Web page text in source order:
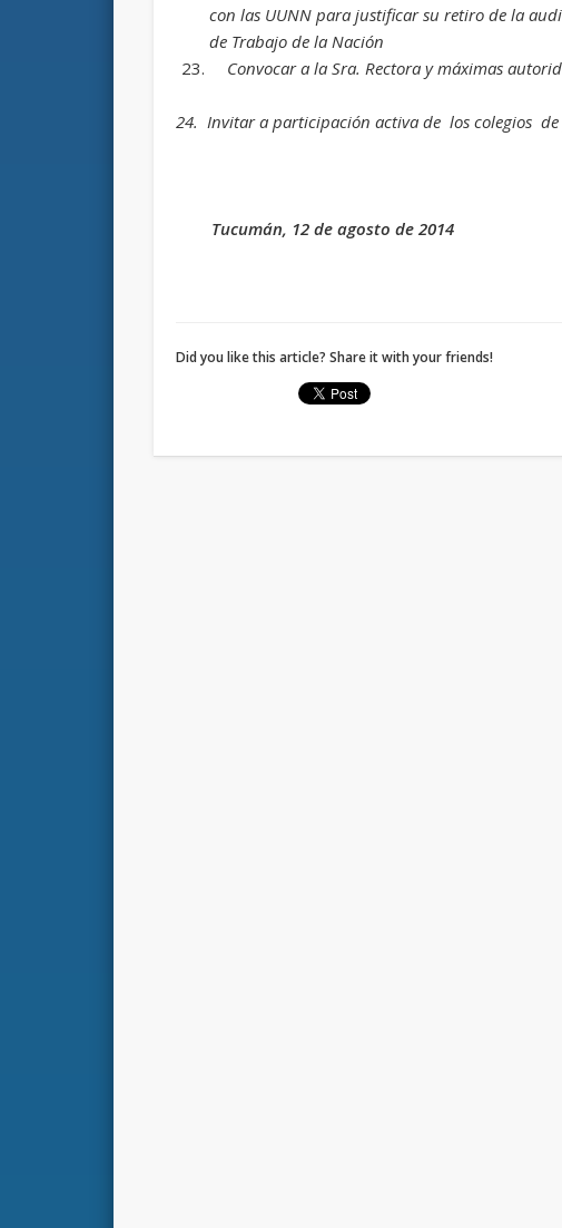
con las UUNN para justificar su retiro de la
de Trabajo de la Nación
Convocar a la Sra. Rectora y máximas
24. Invitar a participación activa de los colegios de
Tucumán, 12 de agosto de 2014
Did you like this article? Share it with your friends!